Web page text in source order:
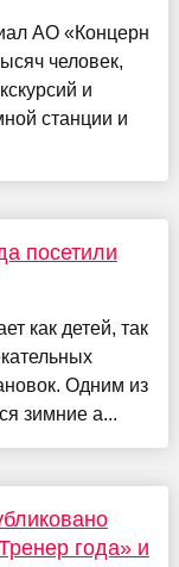
АО «Концерн
человек,
и
станции и
посетили
как детей, так
Одним из
зимние а...
года» и